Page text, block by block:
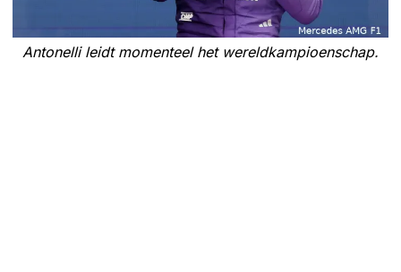
Antonelli leidt momenteel het wereldkampioenschap.